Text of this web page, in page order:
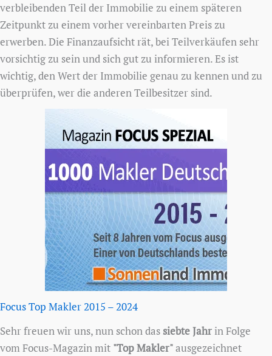
verbleibenden Teil der Immobilie zu einem späteren
Zeitpunkt zu einem vorher vereinbarten Preis zu
erwerben. Die Finanzaufsicht rät, bei Teilverkäufen sehr
vorsichtig zu sein und sich gut zu informieren. Es ist
wichtig, den Wert der Immobilie genau zu kennen und zu
überprüfen, wer die anderen Teilbesitzer sind.
Focus Top Makler 2015 – 2024
Sehr freuen wir uns, nun schon das siebte Jahr in Folge
vom Focus-Magazin mit "Top Makler"ausgezeichnet